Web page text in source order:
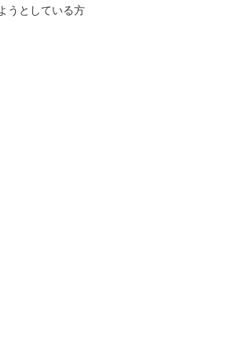
うとしている方